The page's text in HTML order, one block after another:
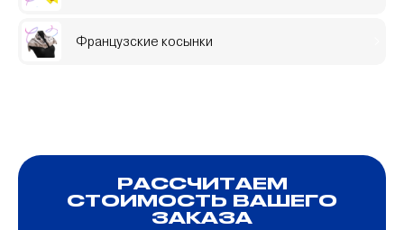
Французские косынки
РАССЧИТАЕМ
СТОИМОСТЬ ВАШЕГО
ЗАКАЗА